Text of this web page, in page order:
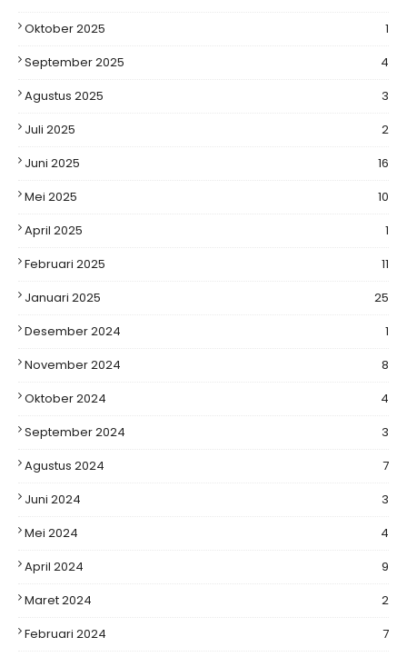
Oktober 2025
1
September 2025
4
Agustus 2025
3
Juli 2025
2
Juni 2025
16
Mei 2025
10
April 2025
1
Februari 2025
11
Januari 2025
25
Desember 2024
1
November 2024
8
Oktober 2024
4
September 2024
3
Agustus 2024
7
Juni 2024
3
Mei 2024
4
April 2024
9
Maret 2024
2
Februari 2024
7